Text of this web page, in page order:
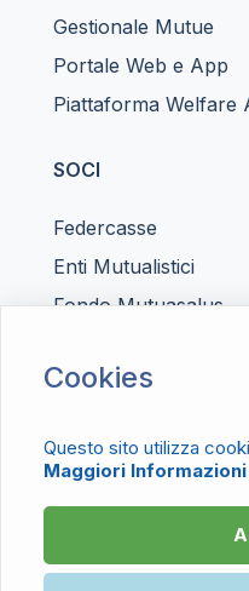
Gestionale Mutue
Portale Web e App
Piattaforma Welfare
SOCI
Federcasse
Enti Mutualistici
Fondo Mutuasalus
NEWS ED EVENTI
Assemblea dei Soci
Cookies
Questo sito utilizza
Maggiori Informazioni